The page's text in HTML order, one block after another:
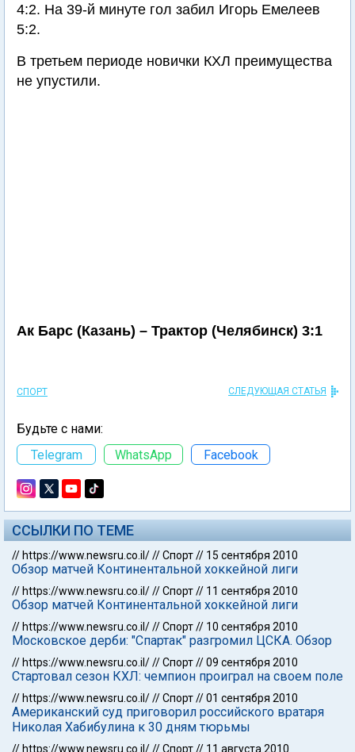
4:2. На 39-й минуте гол забил Игорь Емелеев
5:2.
В третьем периоде новички КХЛ преимущества
не упустили.
Ак Барс (Казань) – Трактор (Челябинск) 3:1
СПОРТ СЛЕДУЮЩАЯ СТАТЬЯ
Будьте с нами:
Telegram
WhatsApp Facebook
ССЫЛКИ ПО ТЕМЕ
// https://www.newsru.co.il///Спорт// 15 сентября 2010
Обзор матчей Континентальной хоккейной лиги
// https://www.newsru.co.il///Спорт// 11 сентября 2010
Обзор матчей Континентальной хоккейной лиги
// https://www.newsru.co.il///Спорт// 10 сентября 2010
Московское дерби: "Спартак" разгромил ЦСКА. Обзор
// https://www.newsru.co.il///Спорт//09 сентября 2010
Стартовал сезон КХЛ: чемпион проиграл на своем поле
// https://www.newsru.co.il///Спорт//01 сентября 2010
Американский суд приговорил российского вратаря
Николая Хабибулина к 30 дням тюрьмы
// https://www.newsru.co.il///Спорт// 11 августа 2010